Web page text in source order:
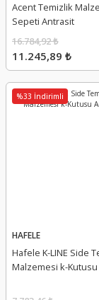
Acent Temizlik
Sepeti Antrasit
11.245,89 ₺
16.784,92 ₺
%33 İndirimli
HAFELE
Hafele K-LINE Side
Malzemesi k-